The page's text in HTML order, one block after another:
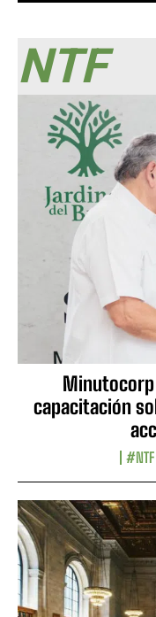
NTF
Minutocorp
capacitación
#NTF